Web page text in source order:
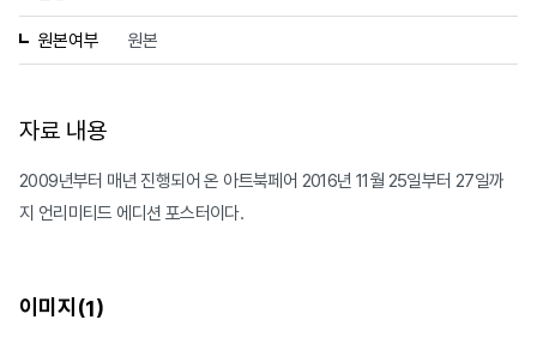
원본여부 원본
자료 내용
2009년부터 매년 진행되어 온 아트북페어 2016년 11월 25일부터 27일까
지 언리미티드 에디션 포스터이다.
이미지(1)